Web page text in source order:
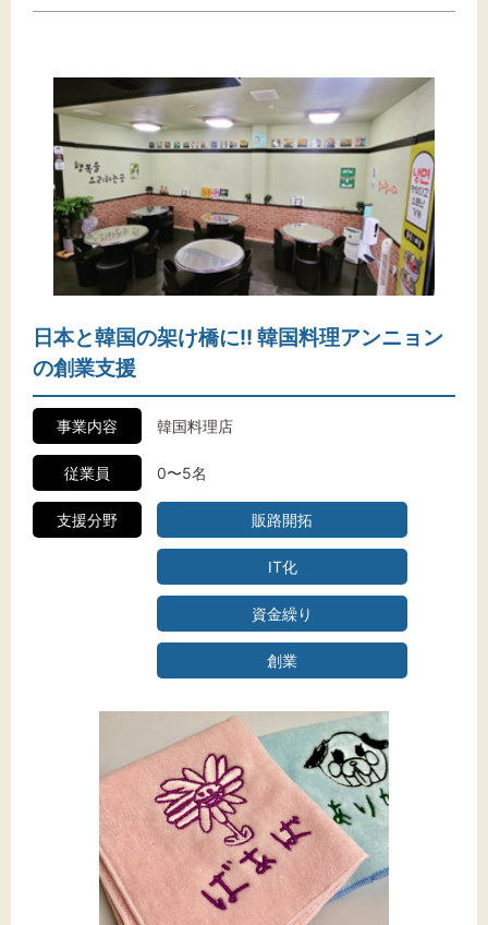
日本と韓国の架け橋に!! 韓国料理アンニョン
の創業支援
事業内容 韓国料理店
従業員 0〜5名
支援分野 販路開拓
IT化
資金繰り
創業